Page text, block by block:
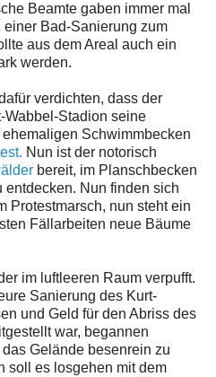
Beamte gaben immer mal
Bad-Sanierung zum
aus dem Areal auch ein
werden.
verdichten, dass der
Wabbel-Stadion seine
Schwimmbecken
Nun ist der notorisch
bereit, im Planschbecken
Nun finden sich
Protestmarsch, nun steht ein
Fällarbeiten neue Bäume
im luftleeren Raum verpufft.
Sanierung des Kurt-
und Geld für den Abriss des
war, begannen
Gelände besenrein zu
soll es losgehen mit dem